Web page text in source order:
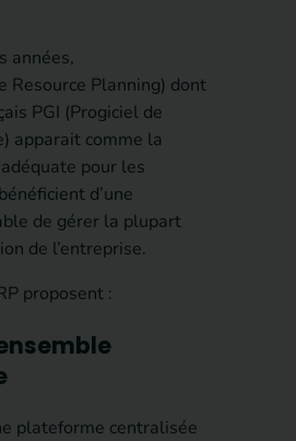
années,
Resource Planning) dont
PGI (Progiciel de
apparait comme la
pour les
d’une
de gérer la plupart
de l’entreprise.
proposent :
plateforme centralisée